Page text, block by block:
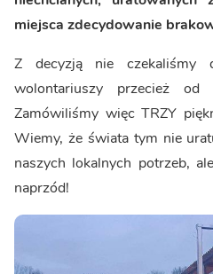
miejsca zdecydowanie
Z decyzją nie czekaliśmy
wolontariuszy przecież
Zamówiliśmy więc TRZY
Wiemy, że świata tym nie
naszych lokalnych potrzeb,
naprzód!